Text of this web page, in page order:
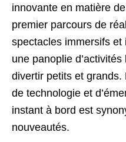
innovante en matière
premier parcours de
spectacles immersifs
une panoplie
divertir petits et
de technologie et
instant à bord est
nouveautés.